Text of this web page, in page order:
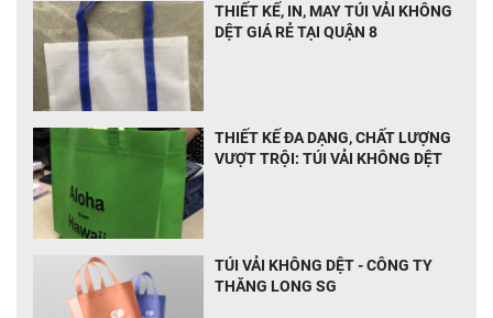
THIẾT KẾ, IN, MAY TÚI VẢI KHÔNG
DỆT GIÁ RẺ TẠI QUẬN 8
THIẾT KẾ ĐA DẠNG, CHẤT LƯỢNG
VƯỢT TRỘI: TÚI VẢI KHÔNG DỆT
TÚI VẢI KHÔNG DỆT - CÔNG TY
THĂNG LONG SG